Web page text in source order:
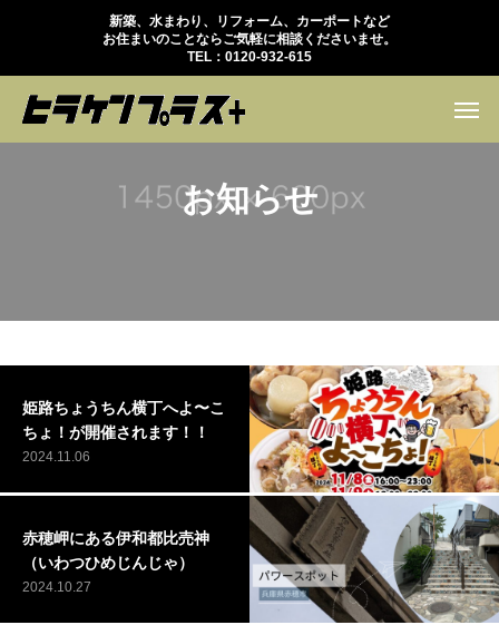
新築、水まわり、リフォーム、カーポートなど
お住まいのことならご気軽に相談くださいませ。
TEL：0120-932-615
お知らせ
姫路ちょうちん横丁へよ〜こ
ちょ！が開催されます！！
2024.11.06
赤穂岬にある伊和都比売神
（いわつひめじんじゃ）
2024.10.27